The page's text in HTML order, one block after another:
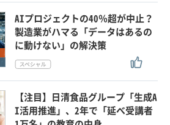
AIプロジェクトの40％超が中止？
製造業がハマる「データはあるの
に動けない」の解決策
【注目】日清食品グループ「生成A
I活用推進」、2年で「延べ受講者